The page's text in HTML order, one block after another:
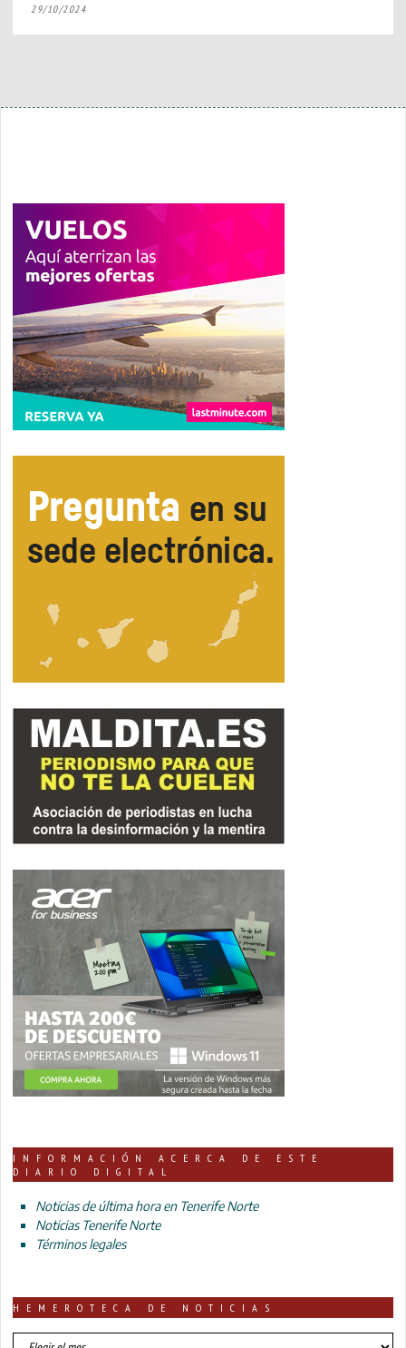
29/10/2024
INFORMACIÓN ACERCA DE ESTE
DIARIO DIGITAL
Noticias de última hora en Tenerife Norte
Noticias Tenerife Norte
Términos legales
HEMEROTECA DE NOTICIAS
HEMEROTECA